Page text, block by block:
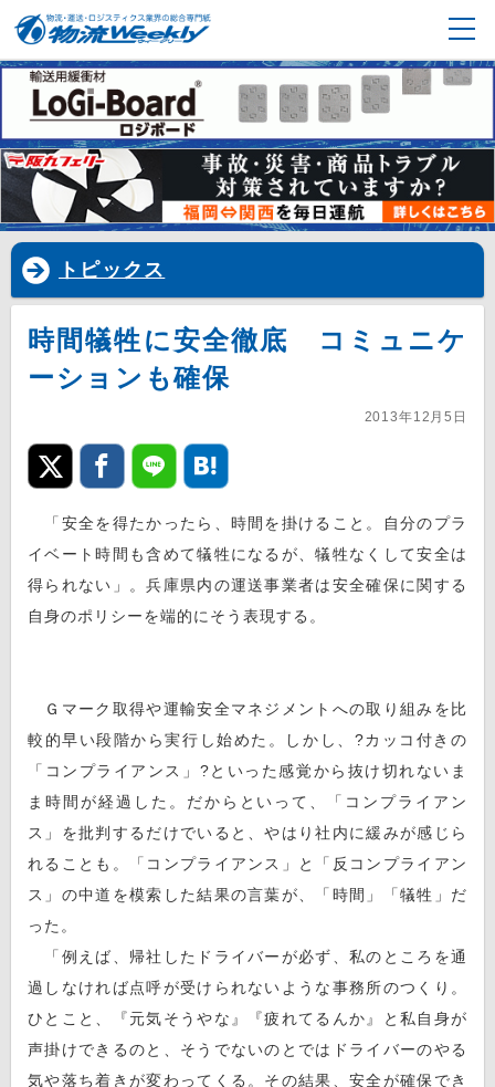
トピックス
時間犠牲に安全徹底 コミュニケ
ーションも確保
2013年12月5日
「安全を得たかったら、時間を掛けること。自分のプラ
イベート時間も含めて犠牲になるが、犠牲なくして安全は
得られない」。兵庫県内の運送事業者は安全確保に関する
自身のポリシーを端的にそう表現する。
Ｇマーク取得や運輸安全マネジメントへの取り組みを比
較的早い段階から実行し始めた。しかし、?カッコ付きの
「コンプライアンス」?といった感覚から抜け切れないま
ま時間が経過した。だからといって、「コンプライアン
ス」を批判するだけでいると、やはり社内に緩みが感じら
れることも。「コンプライアンス」と「反コンプライアン
ス」の中道を模索した結果の言葉が、「時間」「犠牲」だ
った。
「例えば、帰社したドライバーが必ず、私のところを通
過しなければ点呼が受けられないような事務所のつくり。
ひとこと、『元気そうやな』『疲れてるんか』と私自身が
声掛けできるのと、そうでないのとではドライバーのやる
気や落ち着きが変わってくる。その結果、安全が確保でき